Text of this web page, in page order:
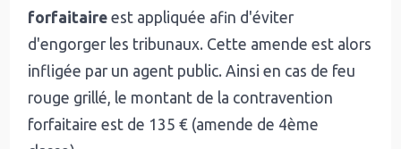
forfaitaire est appliquée afin d'éviter
d'engorger les tribunaux. Cette amende est alors
infligée par un agent public. Ainsi en cas de feu
rouge grillé, le montant de la contravention
forfaitaire est de 135 € (amende de 4ème